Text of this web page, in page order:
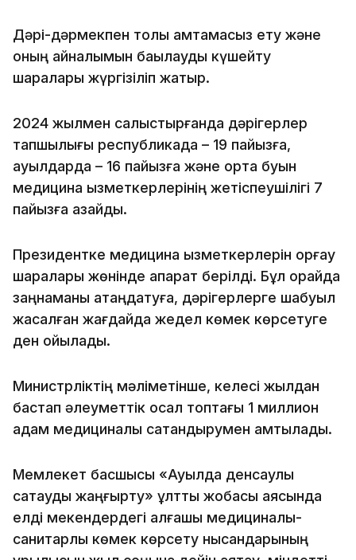
Дәрі-дәрмекпен толық қамтамасыз ету және
оның айналымын бақылауды күшейту
шаралары жүргізіліп жатыр.
2024 жылмен салыстырғанда дәрігерлер
тапшылығы республикада – 19 пайызға,
ауылдарда – 16 пайызға және орта буын
медицина қызметкерлерінің жетіспеушілігі 7
пайызға азайды.
Президентке медицина қызметкерлерін қорғау
шаралары жөнінде ақпарат берілді. Бұл орайда
заңнаманы қатаңдатуға, дәрігерлерге шабуыл
жасалған жағдайда жедел көмек көрсетуге
ден қойылады.
Министрліктің мәліметінше, келесі жылдан
бастап әлеуметтік осал топтағы 1 миллион
адам медициналық сақтандырумен қамтылады.
Мемлекет басшысы «Ауылда денсаулық
сақтауды жаңғырту» ұлттық жобасы аясында
елді мекендердегі алғашқы медициналық-
санитарлық көмек көрсету нысандарының